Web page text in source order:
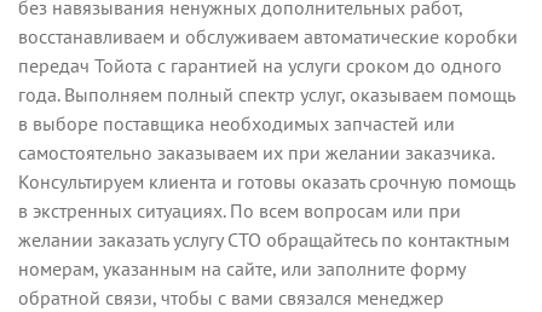
без навязывания ненужных дополнительных работ,
восстанавливаем и обслуживаем автоматические коробки
передач Тойота с гарантией на услуги сроком до одного
года. Выполняем полный спектр услуг, оказываем помощь
в выборе поставщика необходимых запчастей или
самостоятельно заказываем их при желании заказчика.
Консультируем клиента и готовы оказать срочную помощь
в экстренных ситуациях. По всем вопросам или при
желании заказать услугу СТО обращайтесь по контактным
номерам, указанным на сайте, или заполните форму
обратной связи, чтобы с вами связался менеджер